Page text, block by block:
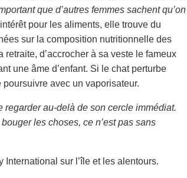
que d’autres femmes sachent qu’on
pour les aliments, elle trouve du
sur la composition nutritionnelle des
d’accrocher à sa veste le fameux
une âme d’enfant. Si le chat perturbe
avec un vaporisateur.
regarder au-delà de son cercle immédiat.
les choses, ce n’est pas sans
International sur l’île et les alentours.